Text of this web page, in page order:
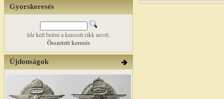
Gyorskeresés
Ide kell beírni a keresett cikk nevét.
Összetett keresés
Újdonságok